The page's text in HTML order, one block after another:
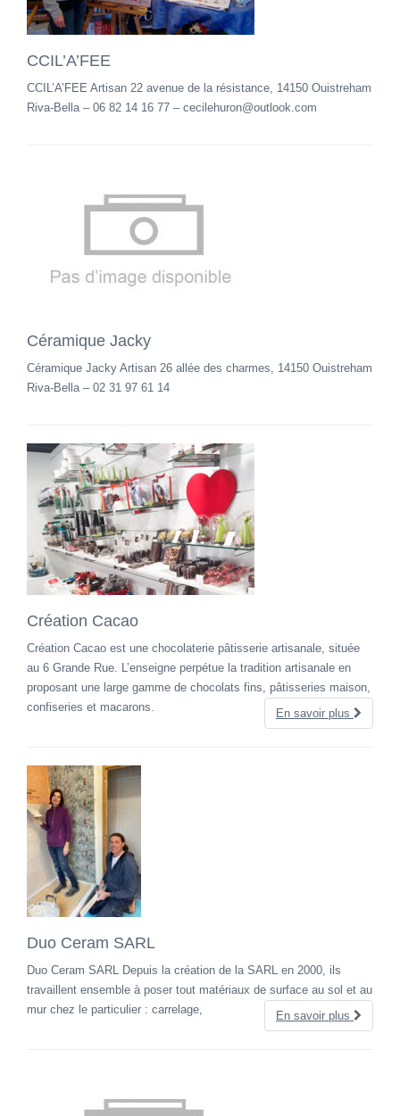
CCIL’A’FEE
CCIL’A’FEE Artisan 22 avenue de la résistance, 14150 Ouistreham
Riva-Bella – 06 82 14 16 77 – cecilehuron@outlook.com
Céramique Jacky
Céramique Jacky Artisan 26 allée des charmes, 14150 Ouistreham
Riva-Bella – 02 31 97 61 14
Création Cacao
Création Cacao est une chocolaterie pâtisserie artisanale, située
au 6 Grande Rue. L’enseigne perpétue la tradition artisanale en
proposant une large gamme de chocolats fins, pâtisseries maison,
confiseries et macarons.
En savoir plus
Duo Ceram SARL
Duo Ceram SARL Depuis la création de la SARL en 2000, ils
travaillent ensemble à poser tout matériaux de surface au sol et au
mur chez le particulier : carrelage,
En savoir plus